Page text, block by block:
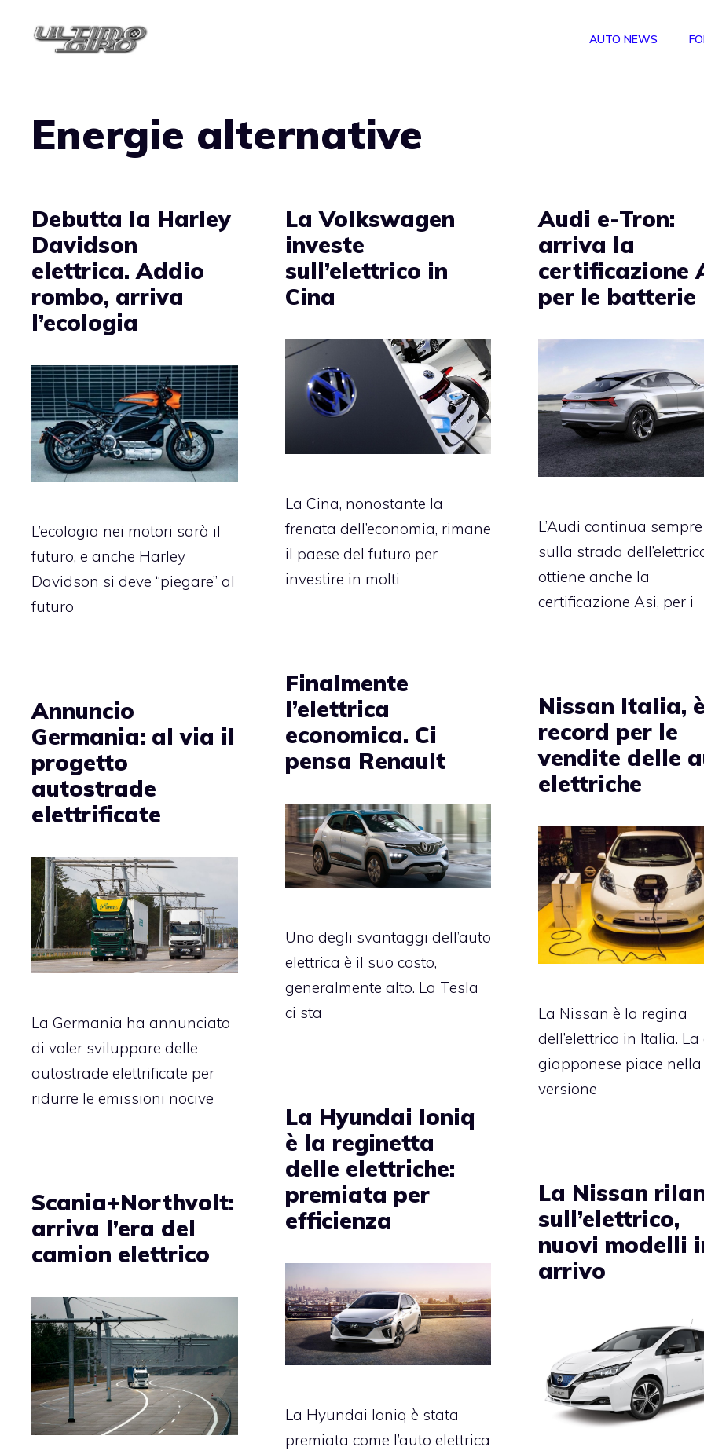
AUTO NEWS
Energie alternative
Debutta la Harley
Davidson
elettrica. Addio
rombo, arriva
l’ecologia
L’ecologia nei motori sarà il
futuro, e anche Harley
Davidson si deve “piegare” al
futuro
La Volkswagen
investe
sull’elettrico in
Cina
La Cina, nonostante la
frenata dell’economia, rimane
il paese del futuro per
investire in molti
Audi e-Tron:
arriva la
certificazione
per le batterie
L’Audi continua
sulla strada
ottiene anche la
certificazione Asi, per i
Finalmente
l’elettrica
economica. Ci
pensa Renault
Uno degli svantaggi dell’auto
elettrica è il suo costo,
generalmente alto. La Tesla
ci sta
Nissan Italia, è
record per le
vendite delle
elettriche
La Nissan è la regina
dell’elettrico in Italia. La
giapponese piace
versione
Annuncio
Germania: al via il
progetto
autostrade
elettrificate
La Germania ha annunciato
di voler sviluppare delle
autostrade elettrificate per
ridurre le emissioni nocive
La Hyundai Ioniq
è la reginetta
delle elettriche:
premiata per
efficienza
La Hyundai Ioniq è stata
premiata come l’auto elettrica
La Nissan
sull’elettrico,
nuovi modelli
arrivo
Scania+Northvolt:
arriva l’era del
camion elettrico